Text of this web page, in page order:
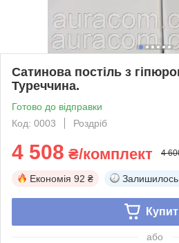
Сатинова постіль з
Туреччина.
Готово до відправки
Код: 0003
Роздріб
4 508 ₴/комплект 4
Економія 92 ₴ Залишилось
або